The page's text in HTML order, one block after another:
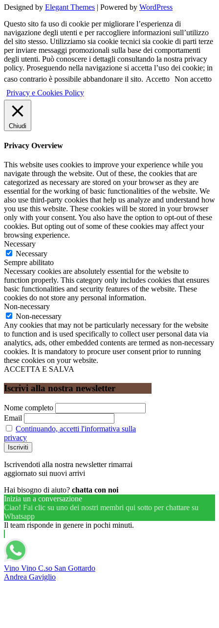
Designed by Elegant Themes | Powered by WordPress
Questo sito fa uso di cookie per migliorare l’esperienza di
navigazione degli utenti e per raccogliere informazioni sull’utilizzo
del sito stesso. Utilizziamo sia cookie tecnici sia cookie di parti terze
per inviare messaggi promozionali sulla base dei comportamenti
degli utenti. Può conoscere i dettagli consultando la nostra privacy
policy. Proseguendo nella navigazione si accetta l’uso dei cookie; in
caso contrario è possibile abbandonare il sito. Accetto Non accetto
Privacy e Cookies Policy
Chiudi
Privacy Overview
This website uses cookies to improve your experience while you
navigate through the website. Out of these, the cookies that are
categorized as necessary are stored on your browser as they are
essential for the working of basic functionalities of the website. We
also use third-party cookies that help us analyze and understand how
you use this website. These cookies will be stored in your browser
only with your consent. You also have the option to opt-out of these
cookies. But opting out of some of these cookies may affect your
browsing experience.
Necessary
Necessary
Sempre abilitato
Necessary cookies are absolutely essential for the website to
function properly. This category only includes cookies that ensures
basic functionalities and security features of the website. These
cookies do not store any personal information.
Non-necessary
Non-necessary
Any cookies that may not be particularly necessary for the website
to function and is used specifically to collect user personal data via
analytics, ads, other embedded contents are termed as non-necessary
cookies. It is mandatory to procure user consent prior to running
these cookies on your website.
ACCETTA E SALVA
Iscrivi alla nostra newsletter
Nome completo
Email
Continuando, accetti l'informativa sulla
privacy
Iscrivendoti alla nostra newsletter rimarrai
aggiornato sui nuovi arrivi
Hai bisogno di aiuto? chatta con noi
Inizia un a conversazione
Ciao! Fai clic su uno dei nostri membri qui sotto per chattare su
Whatsapp
Il team risponde in genere in pochi minuti.
Vino Vino C.so San Gottardo
Andrea Gaviglio